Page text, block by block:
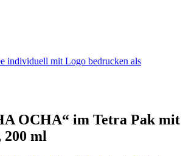
OCHA“ im Tetra Pak mit
200 ml